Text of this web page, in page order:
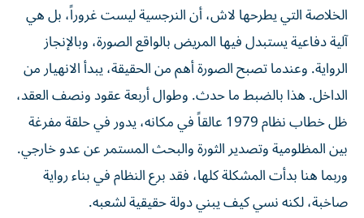
الخلاصة التي يطرحها لاش، أن النرجسية ليست غروراً، بل هي
آلية دفاعية يستبدل فيها المريض بالواقع الصورة، وبالإنجاز
الرواية. وعندما تصبح الصورة أهم من الحقيقة، يبدأ الانهيار من
الداخل. هذا بالضبط ما حدث. وطوال أربعة عقود ونصف العقد،
ظل خطاب نظام 1979 عالقاً في مكانه، يدور في حلقة مفرغة
بين المظلومية وتصدير الثورة والبحث المستمر عن عدو خارجي.
وربما هنا بدأت المشكلة كلها، فقد برع النظام في بناء رواية
صاخبة، لكنه نسي كيف يبني دولة حقيقية لشعبه.